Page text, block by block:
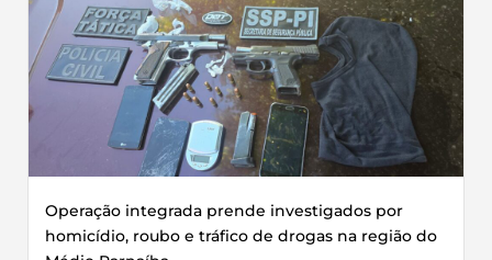
Operação integrada prende investigados por
homicídio, roubo e tráfico de drogas na região do